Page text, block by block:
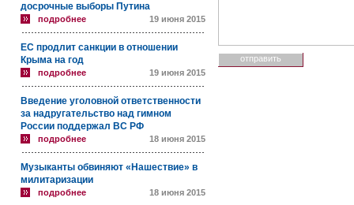
досрочные выборы Путина
подробнее 19 июня 2015
ЕС продлит санкции в отношении
Крыма на год
подробнее 19 июня 2015
Введение уголовной ответственности
за надругательство над гимном
России поддержал ВС РФ
подробнее 18 июня 2015
Музыканты обвиняют «Нашествие» в
милитаризации
подробнее 18 июня 2015